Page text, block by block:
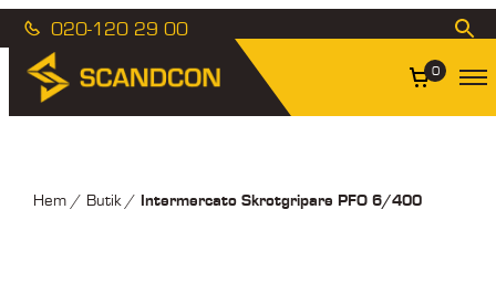
020-120 29 00
0
Hem/ Butik/ Intermercato Skrotgripare PFO 6/400